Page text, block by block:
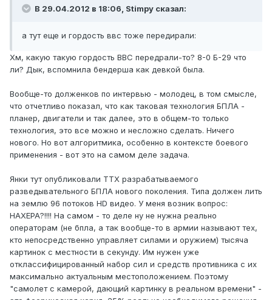
В 29.04.2012 в 18:06, Stimpy сказал:
а тут еще и гордость ввс тоже передирали:
Хм, какую такую гордость ВВС передрали-то? 8-0 Б-29 что
ли? Дык, вспомнила бендерша как девкой была.
Вообще-то долженков по интервью - молодец, в том смысле,
что отчетливо показал, что как таковая технология БПЛА -
планер, двигатели и так далее, это в общем-то только
технология, это все можно и несложно сделать. Ничего
нового. Но вот алгоритмика, особенно в контексте боевого
применения - вот это на самом деле задача.
Янки тут опубликовали ТТХ разрабатываемого
разведывательного БПЛА нового поколения. Типа должен лить
на землю 96 потоков HD видео. У меня возник вопрос:
НАХЕРА?!!!! На самом - то деле ну не нужна реально
операторам (не бпла, а так вообще-то в армии называют тех,
кто непосредственно управляет силами и оружием) тысяча
картинок с местности в секунду. Им нужен уже
отклассифицированный набор сил и средств противника с их
максимально актуальным местоположением. Поэтому
"самолет с камерой, дающий картинку в реальном времени" -